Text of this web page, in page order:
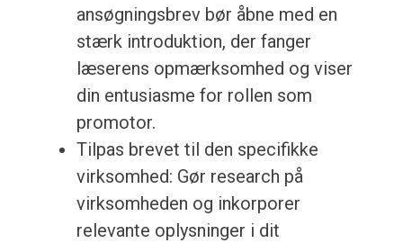
ansøgningsbrev bør åbne med en
stærk introduktion, der fanger
læserens opmærksomhed og viser
din entusiasme for rollen som
promotor.
Tilpas brevet til den specifikke
virksomhed: Gør research på
virksomheden og inkorporer
relevante oplysninger i dit